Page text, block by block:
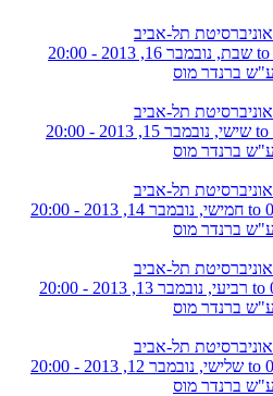
תל-אביב
שבת, נובמבר 16, 2013 - 20:00
ע"ש ברנדר מוס
תל-אביב
שישי, נובמבר 15, 2013 - 20:00
ע"ש ברנדר מוס
תל-אביב
חמישי, נובמבר 14, 2013 - 20:00
ע"ש ברנדר מוס
תל-אביב
רביעי, נובמבר 13, 2013 - 20:00
ע"ש ברנדר מוס
תל-אביב
שלישי, נובמבר 12, 2013 - 20:00
ע"ש ברנדר מוס